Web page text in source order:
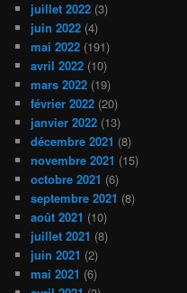
juillet 2022 (3)
juin 2022 (4)
mai 2022 (191)
avril 2022 (10)
mars 2022 (19)
février 2022 (20)
janvier 2022 (13)
décembre 2021 (8)
novembre 2021 (15)
octobre 2021 (6)
septembre 2021 (8)
août 2021 (10)
juillet 2021 (8)
juin 2021 (2)
mai 2021 (6)